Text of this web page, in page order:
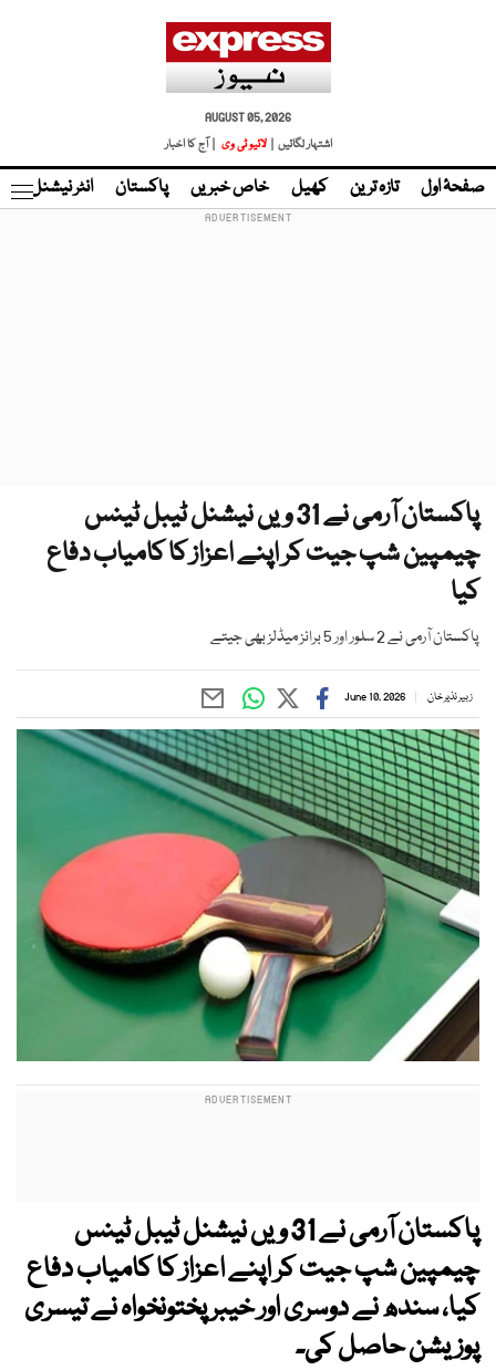
AUGUST 05, 2026
اشتہار لگائیں |
لائیو ٹی وی | آج کا اخبار
صفحۂ اول تازہ ترین کھیل خاص خبریں پاکستان انٹر نیشنل
پاکستان آرمی نے 31 ویں نیشنل ٹیبل ٹینس
چیمپین شپ جیت کر اپنے اعزاز کا کامیاب دفاع
کیا
پاکستان آرمی نے 2 سلور اور 5 برانز میڈلز بھی جیتے
زبیر نذیر خان June 10, 2026
پاکستان آرمی نے 31 ویں نیشنل ٹیبل ٹینس
چیمپین شپ جیت کر اپنے اعزاز کا کامیاب دفاع
کیا، سندھ نے دوسری اور خیبر پختونخواہ نے تیسری
پوزیشن حاصل کی۔